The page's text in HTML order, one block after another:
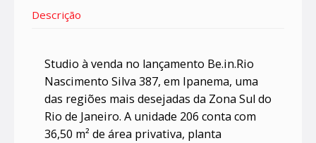
Descrição
Studio à venda no lançamento Be.in.Rio
Nascimento Silva 387, em Ipanema, uma
das regiões mais desejadas da Zona Sul do
Rio de Janeiro. A unidade 206 conta com
36,50 m² de área privativa, planta